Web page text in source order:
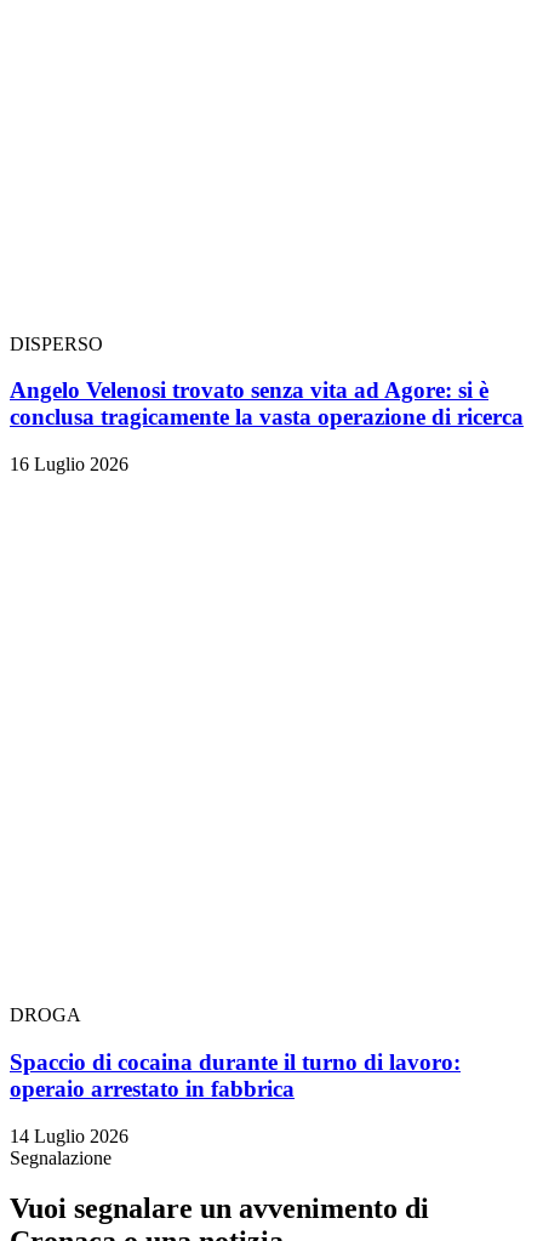
DISPERSO
Angelo Velenosi trovato senza vita ad Agore: si è
conclusa tragicamente la vasta operazione di ricerca
16 Luglio 2026
DROGA
Spaccio di cocaina durante il turno di lavoro:
operaio arrestato in fabbrica
14 Luglio 2026
Segnalazione
Vuoi segnalare un avvenimento di